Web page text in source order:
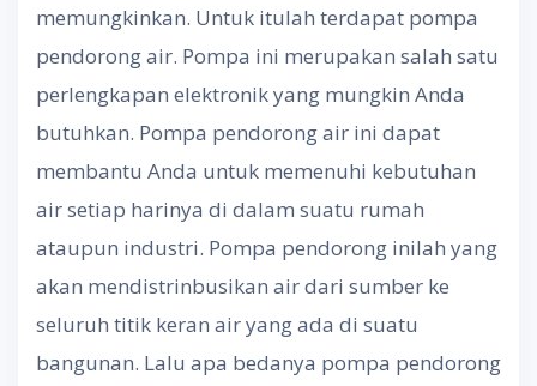
memungkinkan. Untuk itulah terdapat pompa
pendorong air. Pompa ini merupakan salah satu
perlengkapan elektronik yang mungkin Anda
butuhkan. Pompa pendorong air ini dapat
membantu Anda untuk memenuhi kebutuhan
air setiap harinya di dalam suatu rumah
ataupun industri. Pompa pendorong inilah yang
akan mendistrinbusikan air dari sumber ke
seluruh titik keran air yang ada di suatu
bangunan. Lalu apa bedanya pompa pendorong